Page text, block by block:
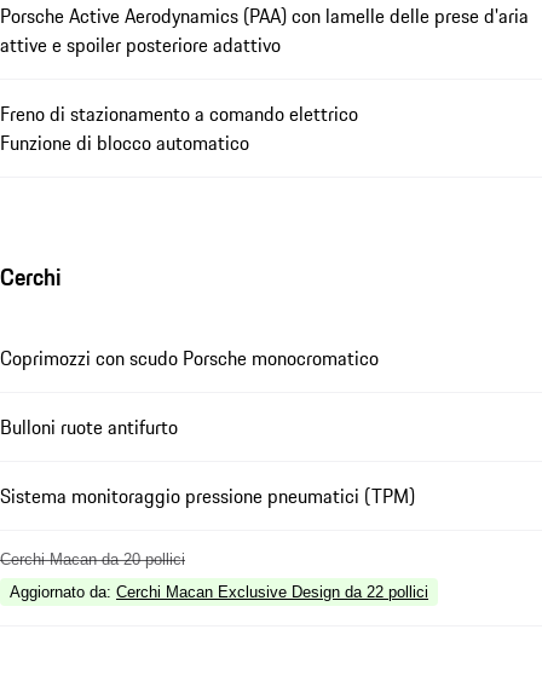
Porsche Active Aerodynamics (PAA) con lamelle delle prese d'aria
attive e spoiler posteriore adattivo
Freno di stazionamento a comando elettrico
Funzione di blocco automatico
Cerchi
Coprimozzi con scudo Porsche monocromatico
Bulloni ruote antifurto
Sistema monitoraggio pressione pneumatici (TPM)
Cerchi Macan da 20 pollici
Aggiornato da: Cerchi Macan Exclusive Design da 22 pollici